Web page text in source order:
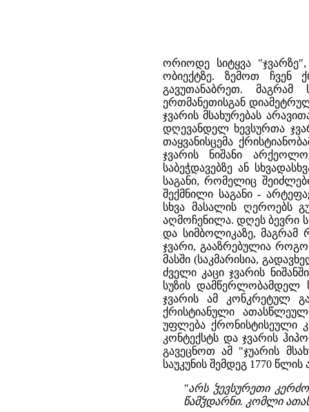
ორიოდე სიტყვა
ობიექტზე. ზემოთ ჩვენ
გავუთანაბრეთ.
ერთმანეთისგან
ჯვარის მსახურებას
დღევანდელ ხევსურთა
თაყვანისცემა
ჯვარის ნიშანი
საბეჭდავებზე ან
საგანი, რომელიც
შექმნილი საგანი -
სხვა მასალის ღეროებს
აღმოჩენილა. დღეს ბევრი
და სიმბოლიკაზე, მაგრამ
ჯვარი, გააზრებულია
მასში (საკმარისია,
ძველი კაცი ჯვარის
სუზის დამწერლობამდელ
ჯვარის ამ კონკრეტულ
ქრისტიანული
უფლება ქრონისტისეული
კონტექსტს და ჯვარის
გავეცნოთ ამ "ჯუარის
საუკუნის შემდეგ 1770
"არს ჴევსურეთი
წამჴდარნი. კომლი